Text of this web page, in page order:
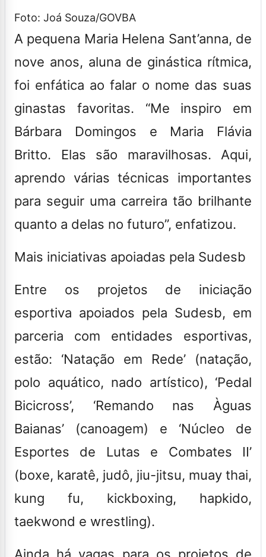
Foto: Joá Souza/GOVBA
A pequena Maria Helena Sant’anna, de
nove anos, aluna de ginástica rítmica,
foi enfática ao falar o nome das suas
ginastas favoritas. “Me inspiro em
Bárbara Domingos e Maria Flávia
Britto. Elas são maravilhosas. Aqui,
aprendo várias técnicas importantes
para seguir uma carreira tão brilhante
quanto a delas no futuro”, enfatizou.
Mais iniciativas apoiadas pela Sudesb
Entre os projetos de iniciação
esportiva apoiados pela Sudesb, em
parceria com entidades esportivas,
estão: ‘Natação em Rede’ (natação,
polo aquático, nado artístico), ‘Pedal
Bicicross’, ‘Remando nas Àguas
Baianas’ (canoagem) e ‘Núcleo de
Esportes de Lutas e Combates II’
(boxe, karatê, judô, jiu-jitsu, muay thai,
kung fu, kickboxing, hapkido,
taekwond e wrestling).